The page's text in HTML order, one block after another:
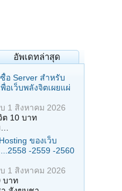
อัพเดทล่าสุด
อ Server สำหรับ
อเว็บพลังจิตเผยแผ่
1 สิงหาคม 2026
ต 10 บาท
ของเว็บ
-2559 -2560
1 สิงหาคม 2026
บาท